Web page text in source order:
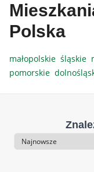
Polska
małopolskie śląskie
pomorskie
Sortowanie